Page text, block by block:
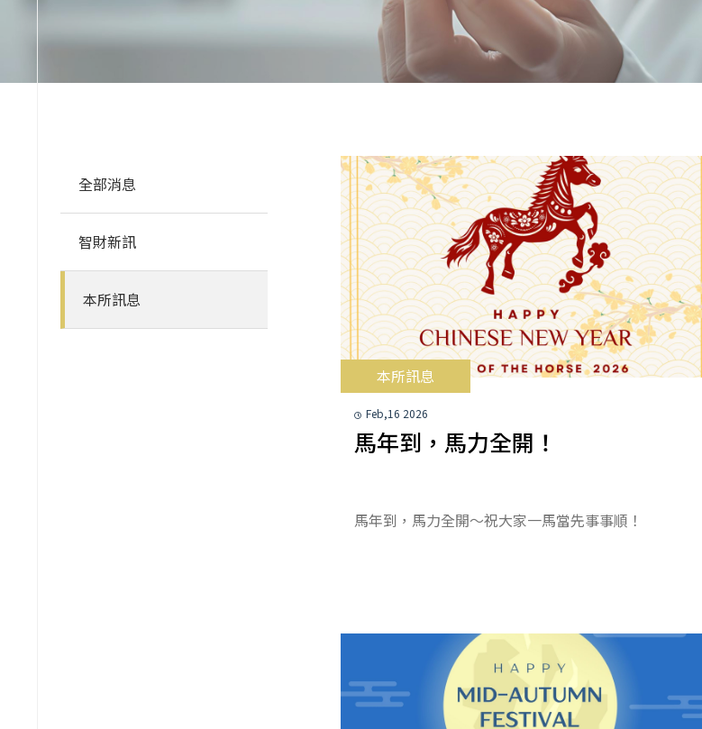
全部消息
智財新訊
本所訊息
本所訊息
Feb,16 2026
馬年到，馬力全開！
馬年到，馬力全開～祝大家一馬當先事事順！